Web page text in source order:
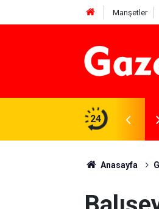
Manşetler
24
Çavdar başkan seçildi
Anasayfa